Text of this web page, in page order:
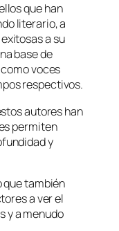
que han
literario, a
a su
base de
voces
respectivos.
autores han
permiten
y
que también
a ver el
y a menudo